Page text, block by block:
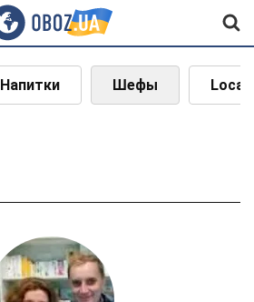
Напитки Шефы Local